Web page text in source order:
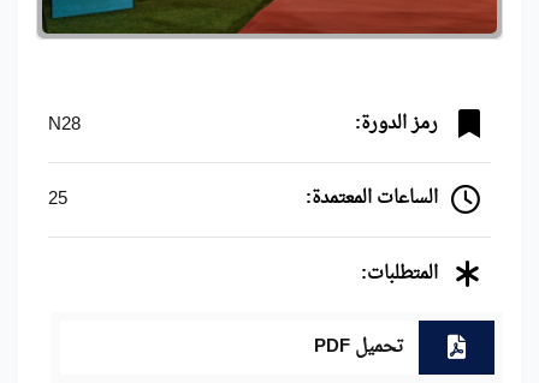
رمز الدورة: N28
الساعات المعتمدة: 25
المتطلبات:
تحميل PDF